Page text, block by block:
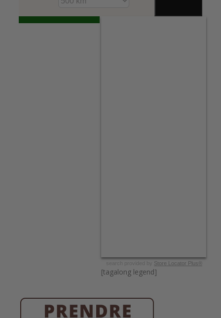
search provided by Store Locator Plus®
[tagalong legend]